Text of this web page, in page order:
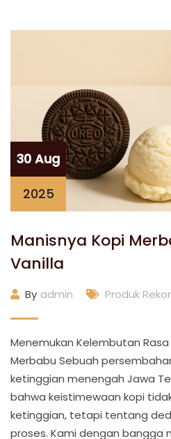
30 Aug
2025
Manisnya Kopi
Vanilla
By admin Produk
Menemukan Kelembutan
Merbabu Sebuah
ketinggian menengah Jawa
bahwa keistimewaan kopi
ketinggian, tetapi tentang
proses. Kami dengan bangga